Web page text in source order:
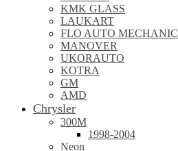
KMK GLASS
LAUKART
FLO AUTO
MANOVER
UKORAUTO
KOTRA
GM
AMD
Chrysler
300M
1998-2004
Neon